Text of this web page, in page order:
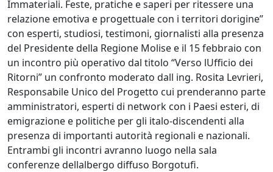
Immateriali. Feste, pratiche e saperi per ritessere una
relazione emotiva e progettuale con i territori dorigine”
con esperti, studiosi, testimoni, giornalisti alla presenza
del Presidente della Regione Molise e il 15 febbraio con
un incontro più operativo dal titolo “Verso lUfficio dei
Ritorni” un confronto moderato dall ing. Rosita Levrieri,
Responsabile Unico del Progetto cui prenderanno parte
amministratori, esperti di network con i Paesi esteri, di
emigrazione e politiche per gli italo-discendenti alla
presenza di importanti autorità regionali e nazionali.
Entrambi gli incontri avranno luogo nella sala
conferenze dellalbergo diffuso Borgotufi.